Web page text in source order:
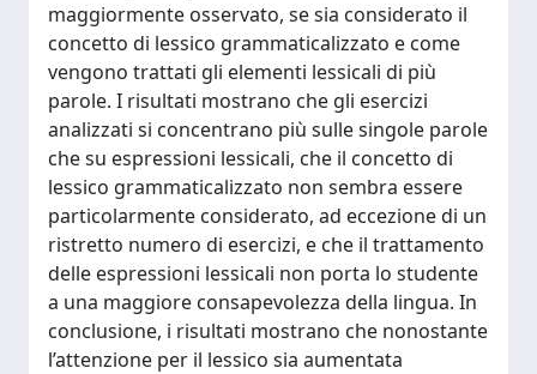
maggiormente osservato, se sia considerato il
concetto di lessico grammaticalizzato e come
vengono trattati gli elementi lessicali di più
parole. I risultati mostrano che gli esercizi
analizzati si concentrano più sulle singole parole
che su espressioni lessicali, che il concetto di
lessico grammaticalizzato non sembra essere
particolarmente considerato, ad eccezione di un
ristretto numero di esercizi, e che il trattamento
delle espressioni lessicali non porta lo studente
a una maggiore consapevolezza della lingua. In
conclusione, i risultati mostrano che nonostante
l’attenzione per il lessico sia aumentata